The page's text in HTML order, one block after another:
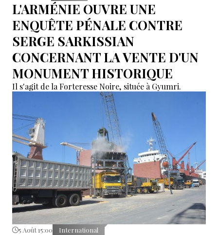
L'ARMÉNIE OUVRE UNE
ENQUÊTE PÉNALE CONTRE
SERGE SARKISSIAN
CONCERNANT LA VENTE D'UN
MONUMENT HISTORIQUE
Il s'agit de la Forteresse Noire, située à Gyumri.
5 Août 15:00 International